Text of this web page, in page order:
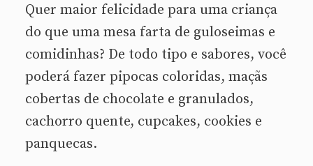
Quer maior felicidade para uma criança
do que uma mesa farta de guloseimas e
comidinhas? De todo tipo e sabores, você
poderá fazer pipocas coloridas, maçãs
cobertas de chocolate e granulados,
cachorro quente, cupcakes, cookies e
panquecas.